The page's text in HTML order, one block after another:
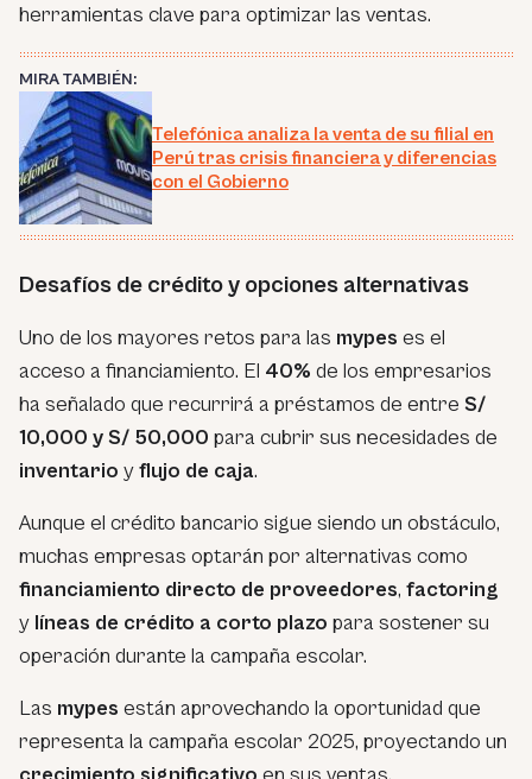
herramientas clave para optimizar las ventas.
MIRA TAMBIÉN:
Telefónica analiza la venta de su filial en
Perú tras crisis financiera y diferencias
con el Gobierno
Desafíos de crédito y opciones alternativas
Uno de los mayores retos para las mypes es el
acceso a financiamiento. El 40% de los empresarios
ha señalado que recurrirá a préstamos de entre S/
10,000 y S/ 50,000 para cubrir sus necesidades de
inventario yflujo de caja.
Aunque el crédito bancario sigue siendo un obstáculo,
muchas empresas optarán por alternativas como
financiamiento directo de proveedores, factoring
y líneas de crédito a corto plazo para sostener su
operación durante la campaña escolar.
Las mypes están aprovechando la oportunidad que
representa la campaña escolar 2025, proyectando un